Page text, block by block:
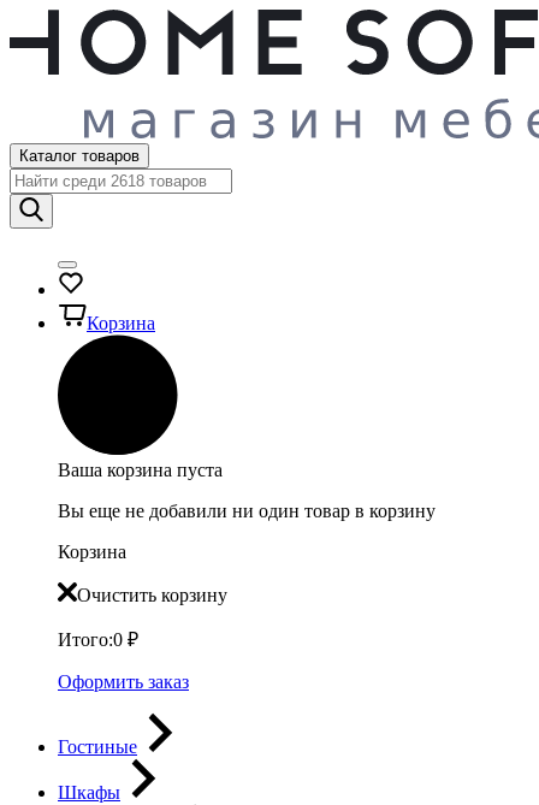
Каталог товаров
Корзина
Ваша корзина пуста
Вы еще не добавили ни один товар в корзину
Корзина
Очистить корзину
Итого:0 ₽
Оформить заказ
Гостиные
Шкафы